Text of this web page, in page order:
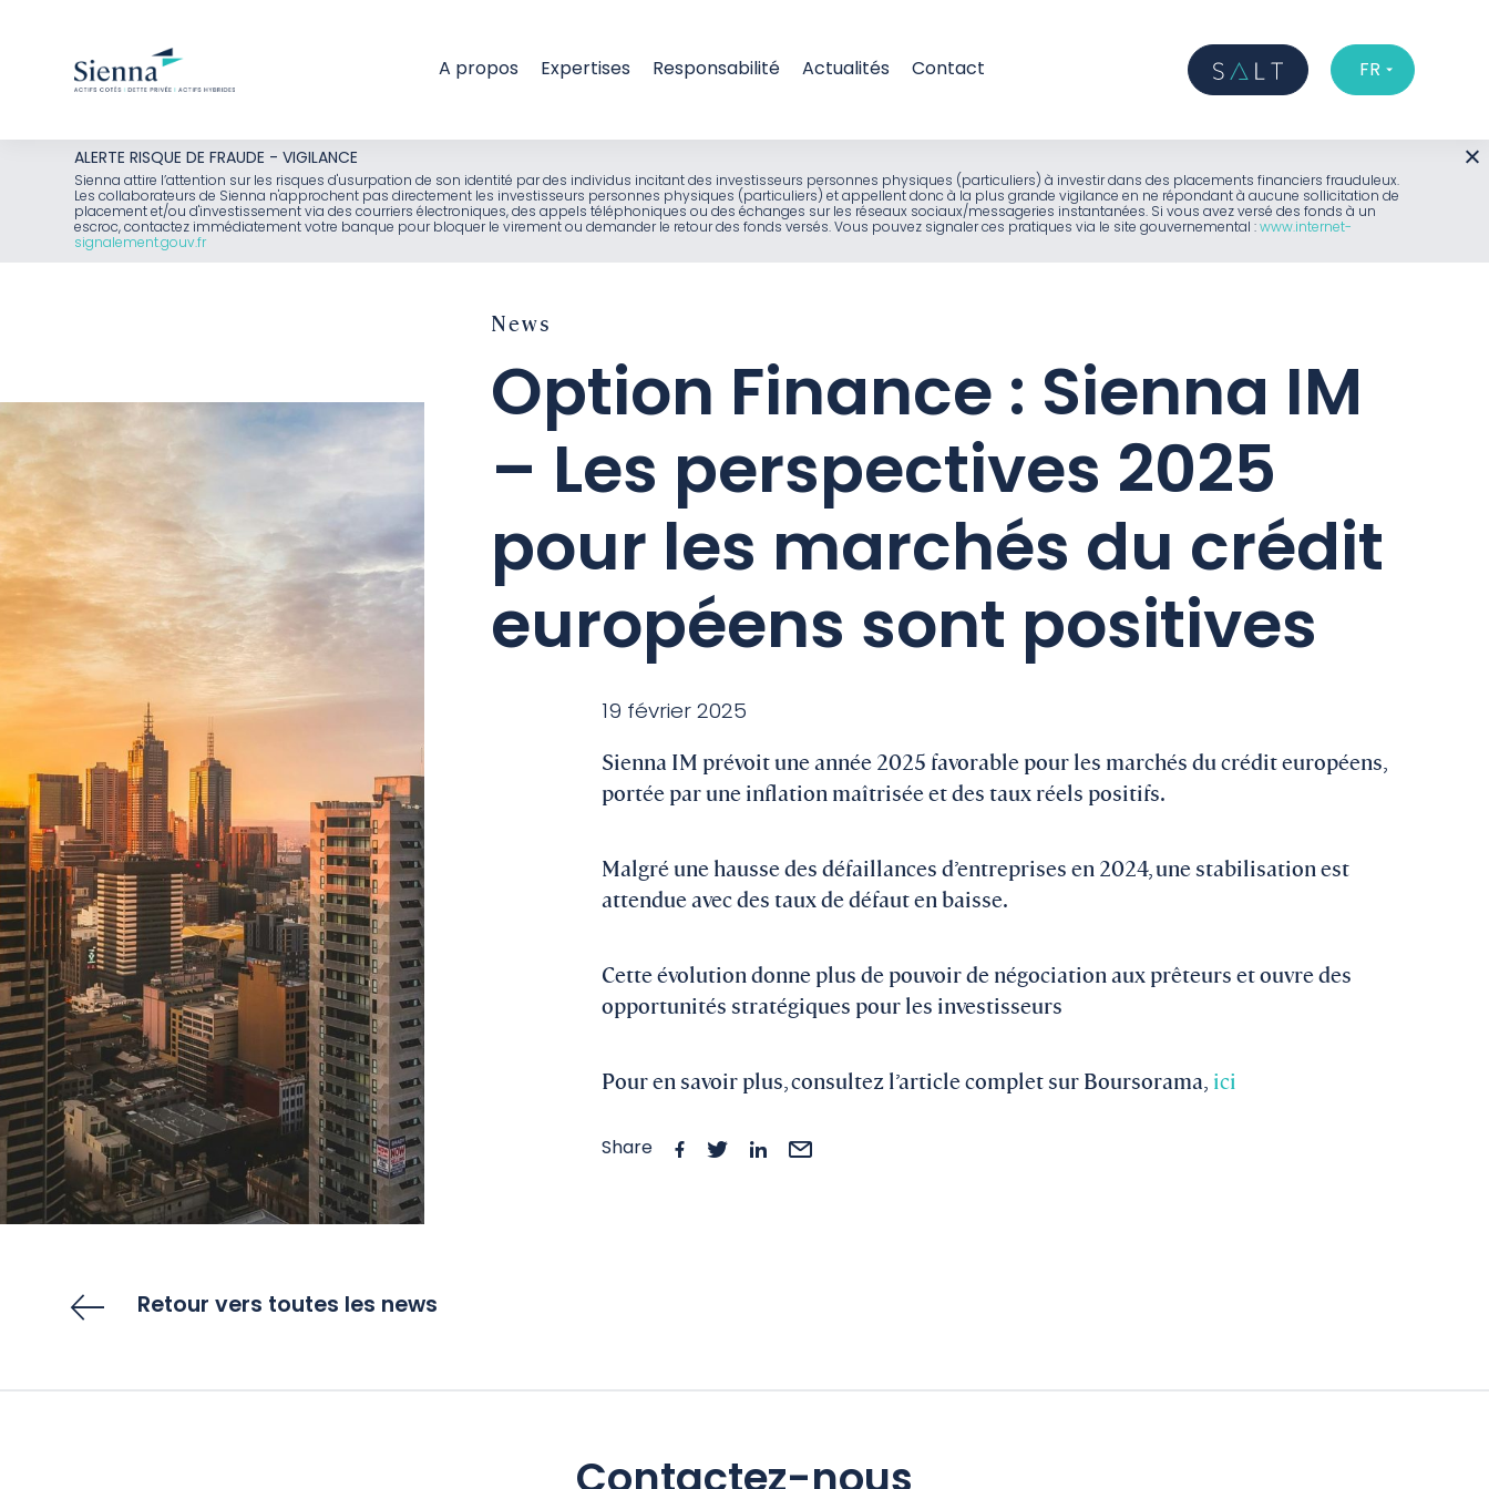
contenu
A propos Expertises Responsabilité Actualités Contact FR
ALERTE RISQUE DE FRAUDE - VIGILANCE
Sienna attire l’attention sur les risques d'usurpation de son identité par des individus incitant des investisseurs personnes physiques (particuliers) à investir dans des placements financiers frauduleux.
Les collaborateurs de Sienna n'approchent pas directement les investisseurs personnes physiques (particuliers) et appellent donc à la plus grande vigilance en ne répondant à aucune sollicitation de
placement et/ou d'investissement via des courriers électroniques, des appels téléphoniques ou des échanges sur les réseaux sociaux/messageries instantanées. Si vous avez versé des fonds à un
escroc, contactez immédiatement votre banque pour bloquer le virement ou demander le retour des fonds versés. Vous pouvez signaler ces pratiques via le site gouvernemental :www.internet-
signalement.gouv.fr
News
Option Finance : Sienna IM
– Les perspectives 2025
pour les marchés du crédit
européens sont positives
19 février 2025
Sienna IM prévoit une année 2025 favorable pour les marchés du crédit européens,
portée par une inflation maîtrisée et des taux réels positifs.
Malgré une hausse des défaillances d’entreprises en 2024, une stabilisation est
attendue avec des taux de défaut en baisse.
Cette évolution donne plus de pouvoir de négociation aux prêteurs et ouvre des
opportunités stratégiques pour les investisseurs
Pour en savoir plus, consultez l’article complet sur Boursorama, ici
Share
Retour vers toutes les news